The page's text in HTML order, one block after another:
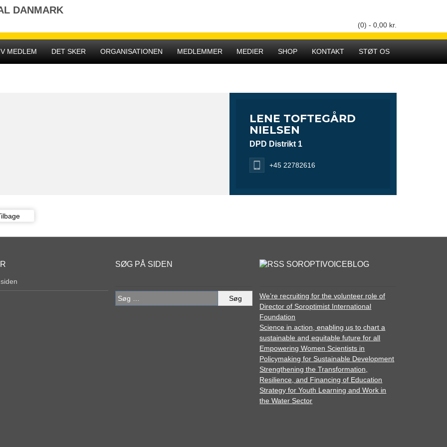
DANMARK
(0) -0,00 kr.
MEDLEM DET SKER ORGANISATIONEN MEDLEMMER MEDIER SHOP KONTAKT STØT OS
LENE TOFTEGÅRD
NIELSEN
DPD Distrikt 1
+45 22782616
SØG PÅ SIDEN
Søg
efter:
SOROPTIVOICEBLOG
We’re recruiting for the volunteer role of
Director of Soroptimist International
Foundation
Science in action, enabling us to chart a
sustainable and equitable future for all
Empowering Women Scientists in
Policymaking for Sustainable Development
Strengthening the Transformation,
Resilience, and Financing of Education
Strategy for Youth Learning and Work in
the Water Sector